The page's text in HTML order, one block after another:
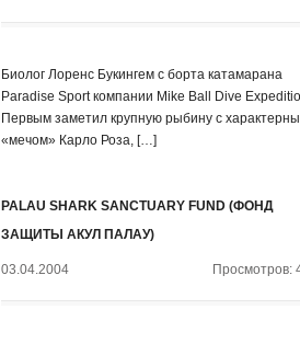
Биолог Лоренс Букингем с борта катамарана
Paradise Sport компании Mike Ball Dive
Первым заметил крупную рыбину с
«мечом» Карло Роза, […]
PALAU SHARK SANCTUARY FUND (ФОНД
ЗАЩИТЫ АКУЛ ПАЛАУ)
03.04.2004 Просмотров: